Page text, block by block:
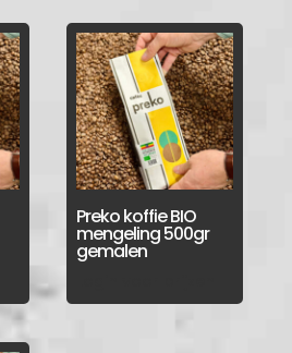
Preko koffie BIO
mengeling 500gr
gemalen